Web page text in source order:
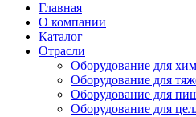
Главная
О компании
Каталог
Отрасли
Оборудование для
Оборудование для
Оборудование для
Оборудование для